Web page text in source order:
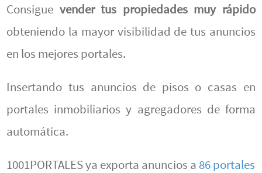
Consigue vender tus propiedades muy rápido
obteniendo la mayor visibilidad de tus anuncios
en los mejores portales.
Insertando tus anuncios de pisos o casas en
portales inmobiliarios y agregadores de forma
automática.
1001PORTALES ya exporta anuncios a 86 portales